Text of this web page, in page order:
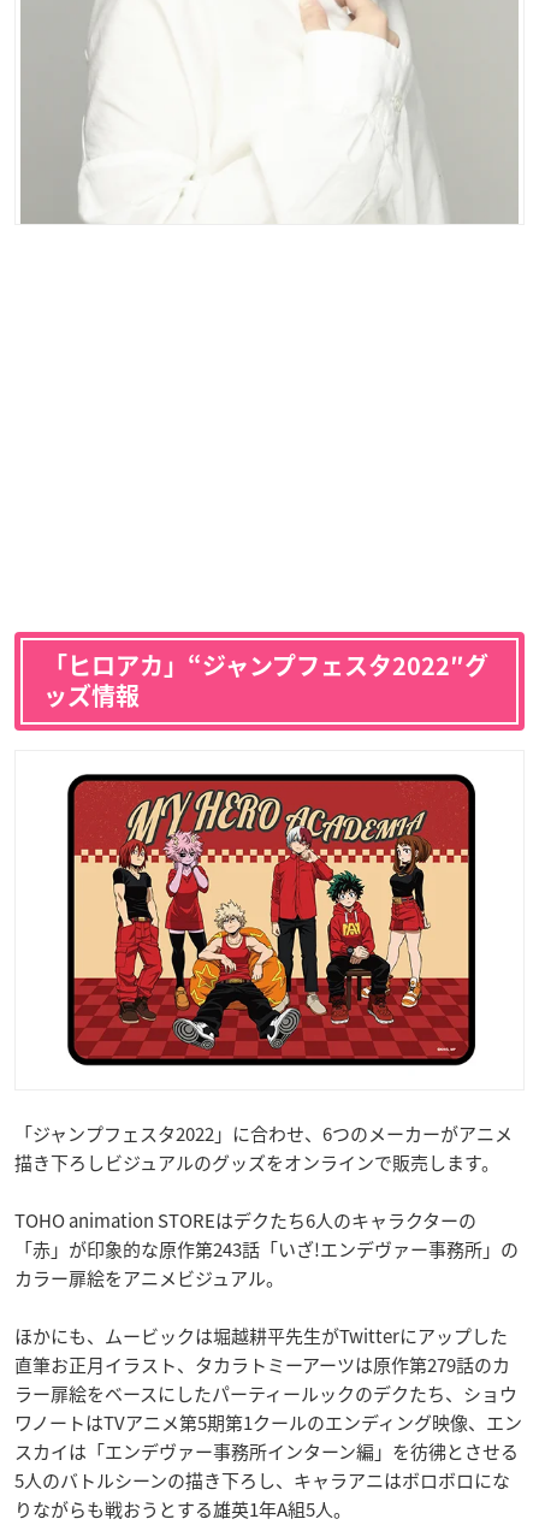
「ヒロアカ」“ジャンプフェスタ2022″グ
ッズ情報
「ジャンプフェスタ2022」に合わせ、6つのメーカーがアニメ
描き下ろしビジュアルのグッズをオンラインで販売します。
TOHO animation STOREはデクたち6人のキャラクターの
「赤」が印象的な原作第243話「いざ!エンデヴァー事務所」の
カラー扉絵をアニメビジュアル。
ほかにも、ムービックは堀越耕平先生がTwitterにアップした
直筆お正月イラスト、タカラトミーアーツは原作第279話のカ
ラー扉絵をベースにしたパーティールックのデクたち、ショウ
ワノートはTVアニメ第5期第1クールのエンディング映像、エン
スカイは「エンデヴァー事務所インターン編」を彷彿とさせる
5人のバトルシーンの描き下ろし、キャラアニはボロボロにな
りながらも戦おうとする雄英1年A組5人。